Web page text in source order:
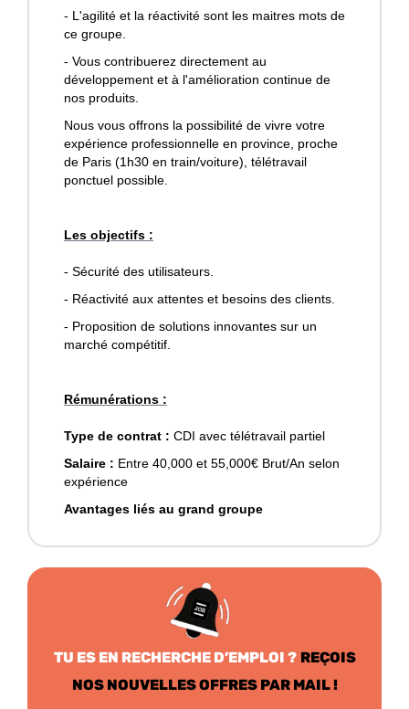
- L'agilité et la réactivité sont les maitres mots de
ce groupe.
- Vous contribuerez directement au
développement et à l'amélioration continue de
nos produits.
Nous vous offrons la possibilité de vivre votre
expérience professionnelle en province, proche
de Paris (1h30 en train/voiture), télétravail
ponctuel possible.
Les objectifs :
- Sécurité des utilisateurs.
- Réactivité aux attentes et besoins des clients.
- Proposition de solutions innovantes sur un
marché compétitif.
Rémunérations :
Type de contrat : CDI avec télétravail partiel
Salaire : Entre 40,000 et 55,000€ Brut/An selon
expérience
Avantages liés au grand groupe
TU ES EN RECHERCHE D’EMPLOI ? REÇOIS
NOS NOUVELLES OFFRES PAR MAIL !